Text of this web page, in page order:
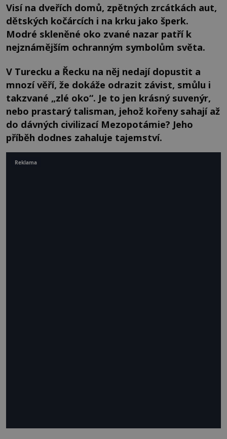
Visí na dveřích domů, zpětných zrcátkách aut,
dětských kočárcích i na krku jako šperk.
Modré skleněné oko zvané nazar patří k
nejznámějším ochranným symbolům světa.
V Turecku a Řecku na něj nedají dopustit a
mnozí věří, že dokáže odrazit závist, smůlu i
takzvané „zlé oko“. Je to jen krásný suvenýr,
nebo prastarý talisman, jehož kořeny sahají až
do dávných civilizací Mezopotámie? Jeho
příběh dodnes zahaluje tajemství.
Reklama